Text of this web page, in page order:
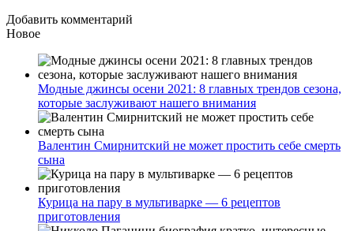
Добавить комментарий
Новое
Модные джинсы осени 2021: 8 главных трендов сезона,
которые заслуживают нашего внимания
Валентин Смирнитский не может простить себе смерть
сына
Курица на пару в мультиварке — 6 рецептов
приготовления